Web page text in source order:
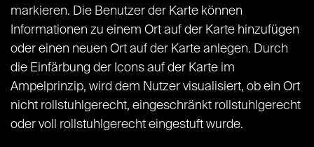
markieren. Die Benutzer der Karte können
Informationen zu einem Ort auf der Karte hinzufügen
oder einen neuen Ort auf der Karte anlegen. Durch
die Einfärbung der Icons auf der Karte im
Ampelprinzip, wird dem Nutzer visualisiert, ob ein Ort
nicht rollstuhlgerecht, eingeschränkt rollstuhlgerecht
oder voll rollstuhlgerecht eingestuft wurde.